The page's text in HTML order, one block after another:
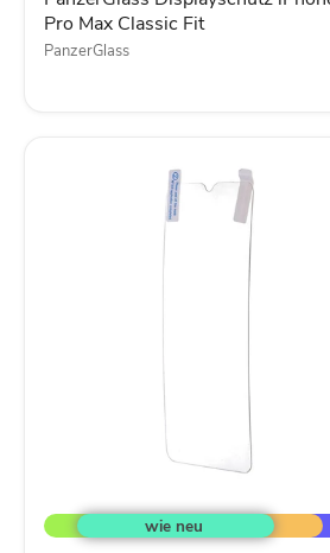
Fit
Pro Max Classic Fit
PanzerGlass
Xiaomi
Redmi